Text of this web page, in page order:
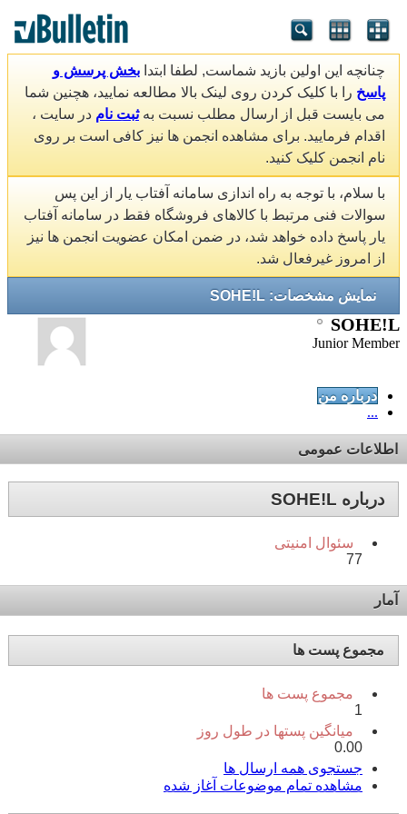
چنانچه این اولین بازید شماست, لطفا ابتدا بخش پرسش و
پاسخ را با کلیک کردن روی لینک بالا مطالعه نمایید، هچنین شما
می بایست قبل از ارسال مطلب نسبت بهثبت نام در سایت ،
اقدام فرمایید. برای مشاهده انجمن ها نیز کافی است بر روی
نام انجمن کلیک کنید.
با سلام، با توجه به راه اندازی سامانه آفتاب یار از این پس
سوالات فنی مرتبط با کالاهای فروشگاه فقط در سامانه آفتاب
یار پاسخ داده خواهد شد، در ضمن امکان عضویت انجمن ها نیز
از امروز غیرفعال شد.
نمایش مشخصات: SOHE!L
SOHE!L
Junior Member
درباره من
...
اطلاعات عمومی
درباره SOHE!L
سئوال امنیتی
77
آمار
مجموع پست ها
مجموع پست ها
1
میانگین پستها در طول روز
0.00
جستجوی همه ارسال ها
مشاهده تمام موضوعات آغاز شده